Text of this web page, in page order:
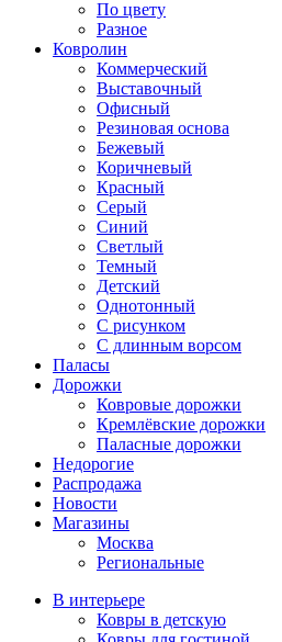
По цвету
Разное
Ковролин
Коммерческий
Выставочный
Офисный
Резиновая основа
Бежевый
Коричневый
Красный
Серый
Синий
Светлый
Темный
Детский
Однотонный
С рисунком
С длинным ворсом
Паласы
Дорожки
Ковровые дорожки
Кремлёвские дорожки
Паласные дорожки
Недорогие
Распродажа
Новости
Магазины
Москва
Региональные
В интерьере
Ковры в детскую